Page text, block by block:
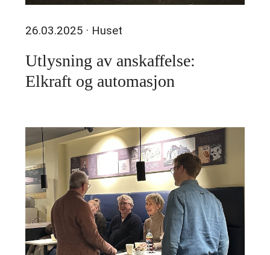
26.03.2025 · Huset
Utlysning av anskaffelse:
Elkraft og automasjon